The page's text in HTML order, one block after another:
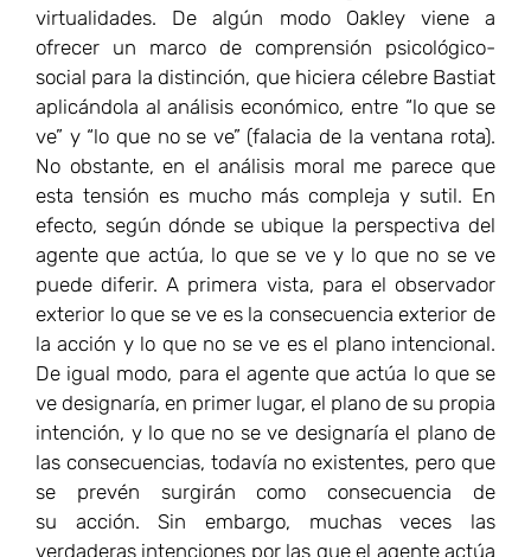
exterior lo que se ve es la consecuencia exterior de
la acción y lo que no se ve es el plano intencional.
De igual modo, para el agente que actúa lo que se
ve designaría, en primer lugar, el plano de su propia
intención, y lo que no se ve designaría el plano de
las consecuencias, todavía no existentes, pero que
se prevén surgirán como consecuencia de
su acción. Sin embargo, muchas veces las
verdaderas intenciones por las que el agente actúa
son refractarias incluso para el mismo agente que
actúa. Con mucha frecuencia, la capacidad
de autoengaño del agente suele ser más potente
de lo que se suele pensar. Muchas veces, detrás
de un presunto “buenismo” intencional se ocultan
verdaderas intenciones que son incluso difíciles
de ver por parte del agente que las intenta. En
estos casos, desde la perspectiva del agente
que actúa, lo que no se ve son estas verdaderas
intenciones ocultas y, lo que se ve, es el